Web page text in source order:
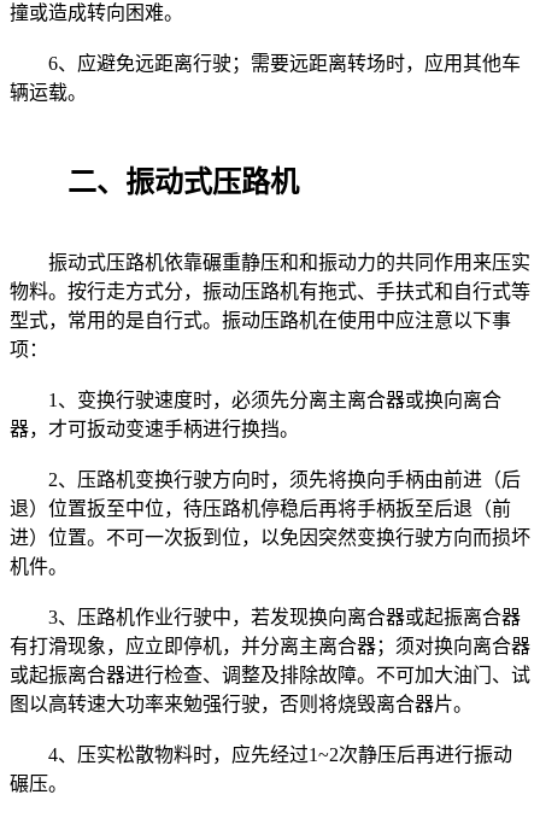
撞或造成转向困难。
6、应避免远距离行驶；需要远距离转场时，应用其他车
辆运载。
二、振动式压路机
振动式压路机依靠碾重静压和和振动力的共同作用来压实
物料。按行走方式分，振动压路机有拖式、手扶式和自行式等
型式，常用的是自行式。振动压路机在使用中应注意以下事
项：
1、变换行驶速度时，必须先分离主离合器或换向离合
器，才可扳动变速手柄进行换挡。
2、压路机变换行驶方向时，须先将换向手柄由前进（后
退）位置扳至中位，待压路机停稳后再将手柄扳至后退（前
进）位置。不可一次扳到位，以免因突然变换行驶方向而损坏
机件。
3、压路机作业行驶中，若发现换向离合器或起振离合器
有打滑现象，应立即停机，并分离主离合器；须对换向离合器
或起振离合器进行检查、调整及排除故障。不可加大油门、试
图以高转速大功率来勉强行驶，否则将烧毁离合器片。
4、压实松散物料时，应先经过1~2次静压后再进行振动
碾压。